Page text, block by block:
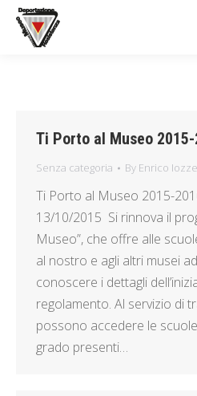
Ti Porto al Museo
Senza categoria By Enrico
Ti Porto al Museo 2015-
13/10/2015 Si rinnova il
Museo”, che offre alle
al nostro e agli altri musei
conoscere i dettagli
regolamento. Al servizio di
possono accedere le
grado presenti…